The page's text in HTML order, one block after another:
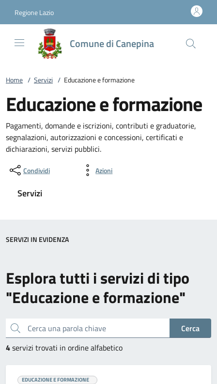
Regione Lazio
Comune di Canepina
Home / Servizi / Educazione e formazione
Educazione e formazione
Pagamenti, domande e iscrizioni, contributi e graduatorie,
segnalazioni, autorizzazioni e concessioni, certificati e
dichiarazioni, servizi pubblici.
Condividi Azioni
Servizi
Esplora tutti i servizi di tipo
"Educazione e formazione"
Cerca una parola chiave
Cerca
4servizi trovati in ordine alfabetico
EDUCAZIONE E FORMAZIONE
SERVIZI IN EVIDENZA